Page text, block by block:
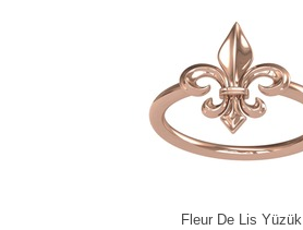
Fleur De Lis Yüzük